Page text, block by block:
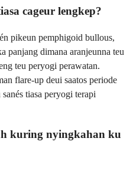
cageur lengkep?
pikeun pemphigoid bullous,
panjang dimana aranjeunna teu
teu peryogi perawatan.
flare-up deui saatos periode
tiasa peryogi terapi
kuring nyingkahan ku